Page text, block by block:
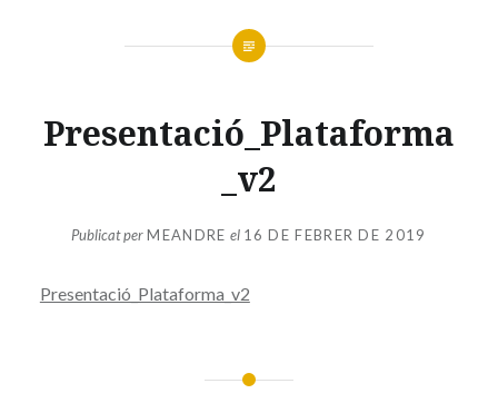
Presentació_Plataforma
_v2
Publicat perMEANDRE el 16 DE FEBRER DE 2019
Presentació_Plataforma_v2